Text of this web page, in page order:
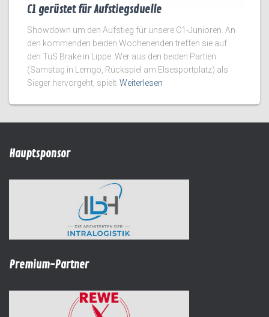
C1 gerüstet für Aufstiegsduelle
Showdown um den Aufstieg für unsere C1-Junioren. An
den kommenden beiden Wochenenden treffen sie auf
den TuS Brake in Lippe. Wer aus den beiden Partien
(Samstag in Lemgo, Rückspiel am Elsesportplatz) als
Sieger hervorgeht, spielt Weiterlesen
Hauptsponsor
Premium-Partner